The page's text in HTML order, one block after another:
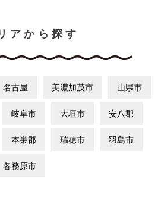
アから探す
名古屋 美濃加茂市 山県市
岐阜市 大垣市 安八郡
本巣郡 瑞穂市 羽島市
各務原市